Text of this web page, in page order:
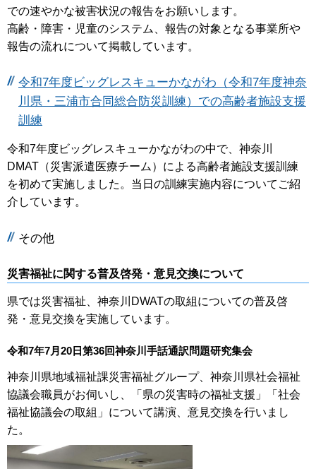
での速やかな被害状況の報告をお願いします。
高齢・障害・児童のシステム、報告の対象となる事業所や
報告の流れについて掲載しています。
令和7年度ビッグレスキューかながわ（令和7年度神奈
川県・三浦市合同総合防災訓練）での高齢者施設支援
訓練
令和7年度ビッグレスキューかながわの中で、神奈川
DMAT（災害派遣医療チーム）による高齢者施設支援訓練
を初めて実施しました。当日の訓練実施内容についてご紹
介しています。
その他
災害福祉に関する普及啓発・意見交換について
県では災害福祉、神奈川DWATの取組についての普及啓
発・意見交換を実施しています。
令和7年7月20日第36回神奈川手話通訳問題研究集会
神奈川県地域福祉課災害福祉グループ、神奈川県社会福祉
協議会職員がお伺いし、「県の災害時の福祉支援」「社会
福祉協議会の取組」について講演、意見交換を行いまし
た。